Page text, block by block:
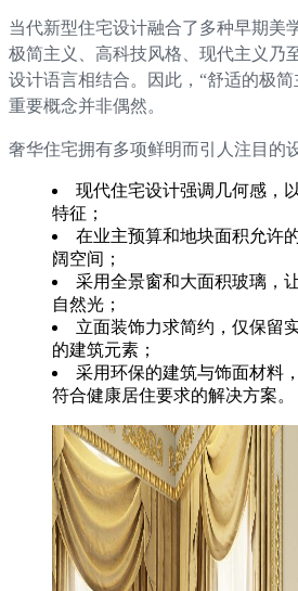
当代新型住宅设计融合了多种早期美
极简主义、高科技风格、现代主义乃
设计语言相结合。因此，“舒适的极
重要概念并非偶然。
奢华住宅拥有多项鲜明而引人注目的
现代住宅设计强调几何感，
特征；
在业主预算和地块面积允许
阔空间；
采用全景窗和大面积玻璃，
自然光；
立面装饰力求简约，仅保留
的建筑元素；
采用环保的建筑与饰面材料
符合健康居住要求的解决方案。